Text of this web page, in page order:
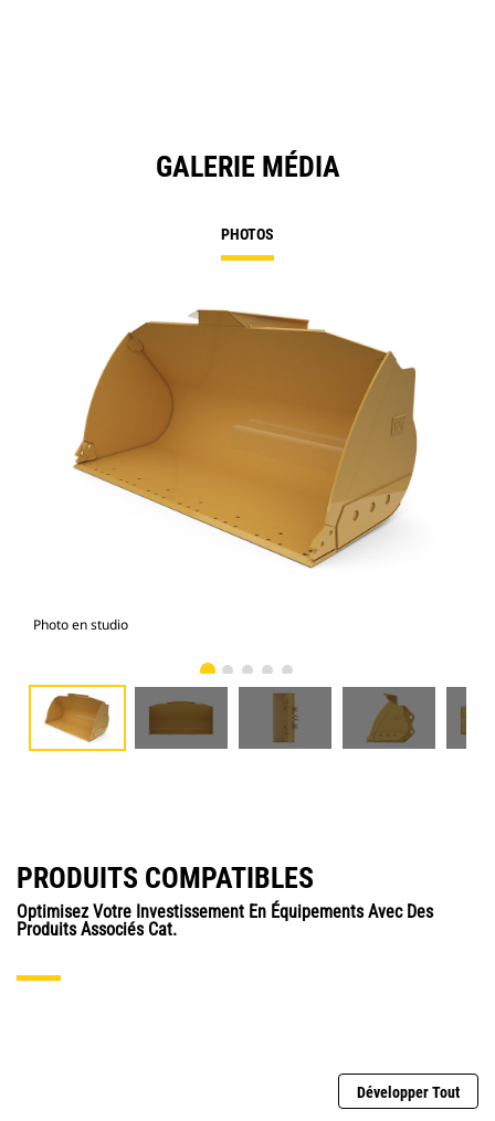
GALERIE MÉDIA
PHOTOS
Photo en studio
PRODUITS COMPATIBLES
Optimisez Votre Investissement En Équipements Avec Des
Produits Associés Cat.
Développer Tout